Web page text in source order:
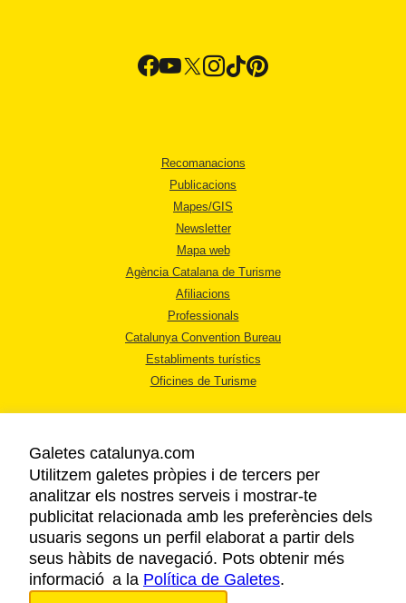
Recomanacions
Publicacions
Mapes/GIS
Newsletter
Mapa web
Agència Catalana de Turisme
Afiliacions
Professionals
Catalunya Convention Bureau
Establiments turístics
Oficines de Turisme
AVÍS LEGAL
POLÍTICA DE PRIVACITAT
COOKIES
ACCESSIBILITAT
Galetes catalunya.com
Utilitzem galetes pròpies i de tercers per
analitzar els nostres serveis i mostrar-te
publicitat relacionada amb les preferències dels
usuaris segons un perfil elaborat a partir dels
seus hàbits de navegació. Pots obtenir més
informació a la Política de Galetes.